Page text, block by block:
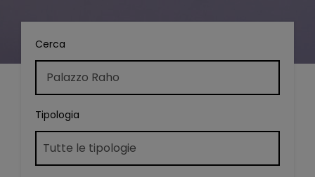
Cerca
Tipologia